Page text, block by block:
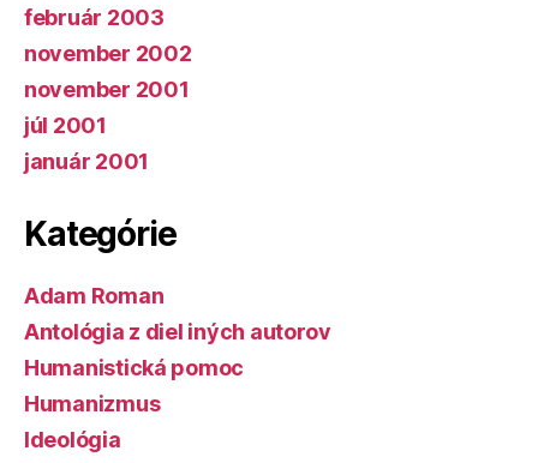
február 2003
november 2002
november 2001
júl 2001
január 2001
Kategórie
Adam Roman
Antológia z diel iných autorov
Humanistická pomoc
Humanizmus
Ideológia